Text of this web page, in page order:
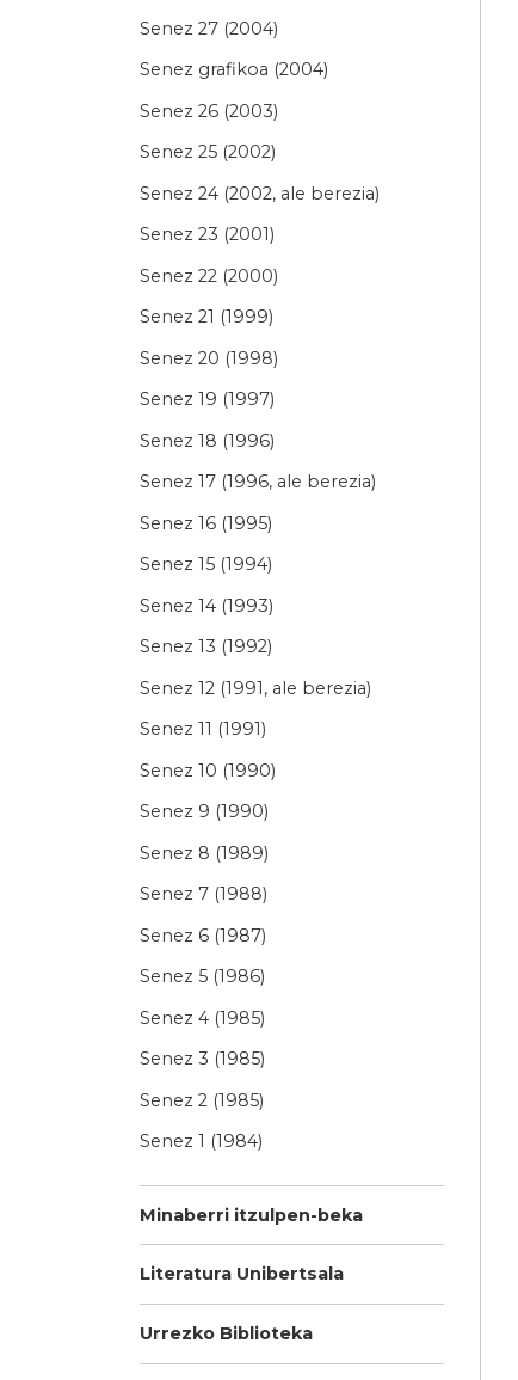
Senez 27 (2004)
Senez grafikoa (2004)
Senez 26 (2003)
Senez 25 (2002)
Senez 24 (2002, ale berezia)
Senez 23 (2001)
Senez 22 (2000)
Senez 21 (1999)
Senez 20 (1998)
Senez 19 (1997)
Senez 18 (1996)
Senez 17 (1996, ale berezia)
Senez 16 (1995)
Senez 15 (1994)
Senez 14 (1993)
Senez 13 (1992)
Senez 12 (1991, ale berezia)
Senez 11 (1991)
Senez 10 (1990)
Senez 9 (1990)
Senez 8 (1989)
Senez 7 (1988)
Senez 6 (1987)
Senez 5 (1986)
Senez 4 (1985)
Senez 3 (1985)
Senez 2 (1985)
Senez 1 (1984)
Minaberri itzulpen-beka
Literatura Unibertsala
Urrezko Biblioteka